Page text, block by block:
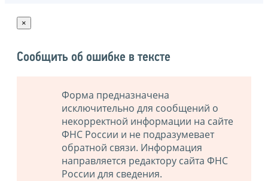
×
Сообщить об ошибке в тексте
Форма предназначена
исключительно для сообщений о
некорректной информации на сайте
ФНС России и не подразумевает
обратной связи. Информация
направляется редактору сайта ФНС
России для сведения.